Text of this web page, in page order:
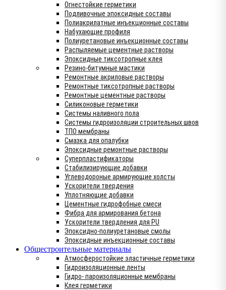
Огнестойкие герметики
Подливочные эпоксидные составы
Полиакрилатные инъекционные составы
Набухающие профиля
Полиуретановые инъекционные составы
Распыляемые цементные растворы
Эпоксидные тиксотропные клея
Резино-битумные мастики
Ремонтные акриловые растворы
Ремонтные тиксотропные растворы
Ремонтные цементные растворы
Силиконовые герметики
Системы наливного пола
Системы гидроизоляции строительных швов
ТПО мембраны
Смазка для опалубки
Эпоксидные ремонтные растворы
Суперпластификаторы
Стабилизирующие добавки
Углеводороные армирующие холсты
Ускорители твердения
Уплотняющие добавки
Цементные гидрофобные смеси
Фибра для армирования бетона
Ускорители твердления для PU
Эпоксидно-полиуретановые смолы
Эпоксидные инъекционные составы
Общестроительные материалы
Атмосферостойкие эластичные герметики
Гидроизоляционные ленты
Гидро- пароизоляционные мембраны
Клея герметики